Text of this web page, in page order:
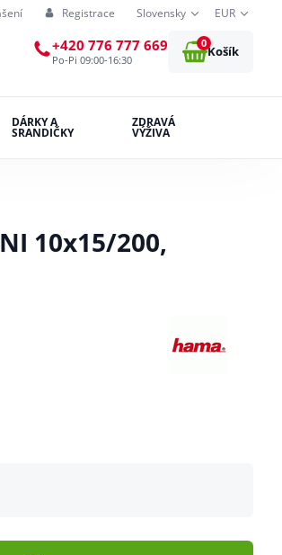
Registrace Slovensky EUR
+420 776 777 669
Po-Pi 09:00-16:30
0
Košík
DÁRKY A
SRANDIČKY
ZDRAVÁ
VÝŽIVA
10x15/200,